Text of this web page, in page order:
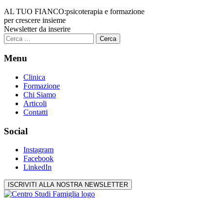
AL TUO FIANCO:psicoterapia e formazione
per crescere insieme
Newsletter da inserire
Ricerca
per:
Menu
Clinica
Formazione
Chi Siamo
Articoli
Contatti
Social
Instagram
Facebook
LinkedIn
ISCRIVITI ALLA NOSTRA NEWSLETTER